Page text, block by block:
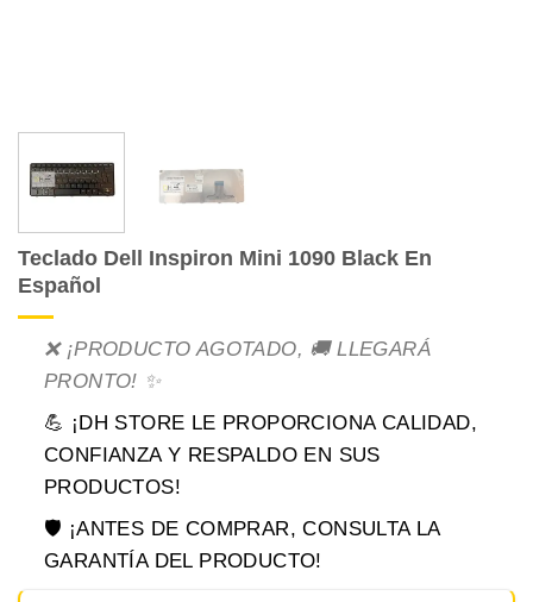
Teclado Dell Inspiron Mini 1090 Black En
Español
❌ ¡PRODUCTO AGOTADO, 🚚 LLEGARÁ
PRONTO! ✨
💪 ¡DH STORE LE PROPORCIONA CALIDAD,
CONFIANZA Y RESPALDO EN SUS
PRODUCTOS!
🛡️ ¡ANTES DE COMPRAR, CONSULTA LA
GARANTÍA DEL PRODUCTO!